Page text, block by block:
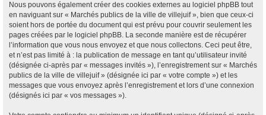
Nous pouvons également créer des cookies externes au logiciel phpBB tout
en naviguant sur « Marchés publics de la ville de villejuif », bien que ceux-ci
soient hors de portée du document qui est prévu pour couvrir seulement les
pages créées par le logiciel phpBB. La seconde manière est de récupérer
l’information que vous nous envoyez et que nous collectons. Ceci peut être,
et n’est pas limité à : la publication de message en tant qu’utilisateur invité
(désignée ci-après par « messages invités »), l’enregistrement sur « Marchés
publics de la ville de villejuif » (désignée ici par « votre compte ») et les
messages que vous envoyez après l’enregistrement et lors d’une connexion
(désignés ici par « vos messages »).